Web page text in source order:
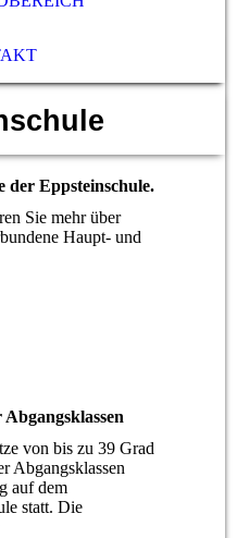
der Eppsteinschule.
Sie mehr über
Haupt- und
von bis zu 39 Grad
Abgangsklassen
auf dem
statt. Die